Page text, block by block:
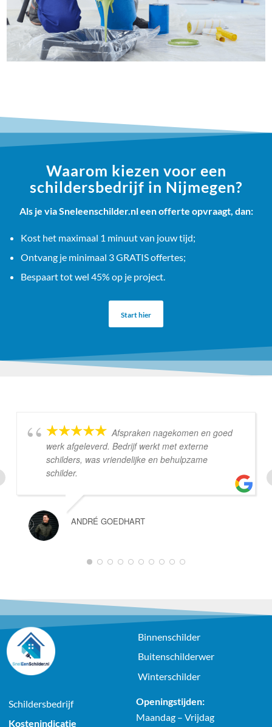
Waarom kiezen voor een
schildersbedrijf in Nijmegen?
Als je via Sneleenschilder.nl een offerte opvraagt, dan:
Kost het maximaal 1 minuut van jouw tijd;
Ontvang je minimaal 3 GRATIS offertes;
Bespaart tot wel 45% op je project.
Start hier
Afspraken nagekomen en goed
werk afgeleverd. Bedrijf werkt met externe
schilders, was vriendelijke en behulpzame
schilder.
ANDRÉ GOEDHART
1 2 3 4 5 6 7 8 9 10
Binnenschilder
Buitenschilderwer
Winterschilder
Schildersbedrijf
Kostenindicatie
Openingstijden:
Maandag – Vrijdag